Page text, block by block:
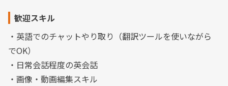
歓迎スキル
・英語でのチャットやり取り（翻訳ツールを使いながら
でOK）
・日常会話程度の英会話
・画像・動画編集スキル